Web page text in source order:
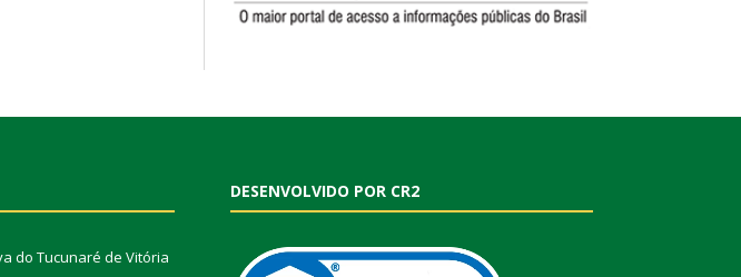
do Tucunaré de Vitória
DESENVOLVIDO POR CR2